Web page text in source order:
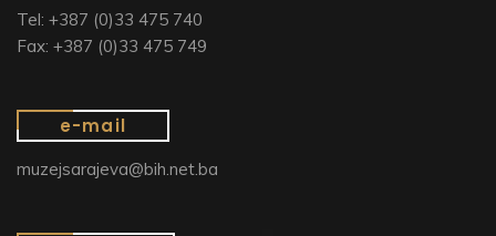
Tel: +387 (0)33 475 740
Fax: +387 (0)33 475 749
e-mail
muzejsarajeva@bih.net.ba